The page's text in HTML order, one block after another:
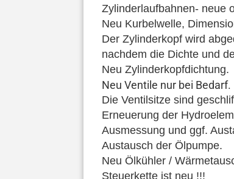
Zylinderlaufbahnen- neue
Neu Kurbelwelle,
Der Zylinderkopf wird
nachdem die Dichte und
Neu Zylinderkopfdichtung.
Neu Ventile nur bei Bedarf.
Die Ventilsitze sind
Erneuerung der
Ausmessung und ggf.
Austausch der Ölpumpe.
Neu Ölkühler /
Steuerkette ist neu !!!